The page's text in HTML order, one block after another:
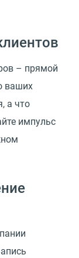
– прямой
ваших
а что
импульс